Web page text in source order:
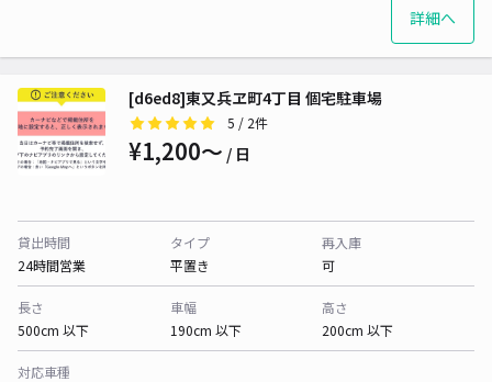
詳細へ
[d6ed8]東又兵ヱ町4丁目 個宅駐車場
5 / 2件
¥1,200〜 / 日
貸出時間
24時間営業
タイプ
平置き
再入庫
可
長さ
500cm 以下
車幅
190cm 以下
高さ
200cm 以下
対応車種